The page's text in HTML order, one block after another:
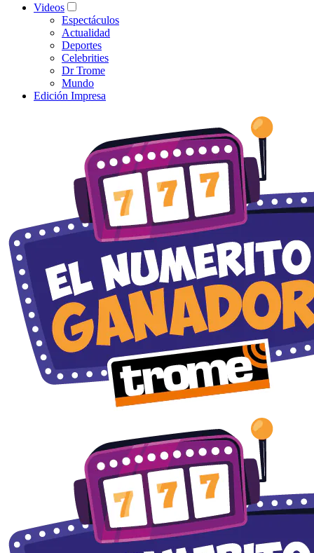
Videos
Espectáculos
Actualidad
Deportes
Celebrities
Dr Trome
Mundo
Edición Impresa